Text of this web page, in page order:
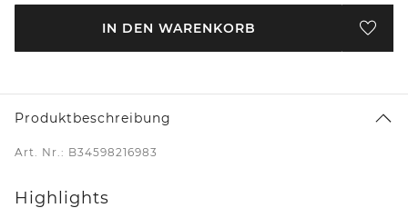
IN DEN WARENKORB
Produktbeschreibung
Art. Nr.: B34598216983
Highlights